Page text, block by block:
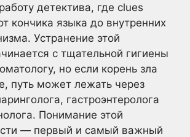
детектива, где clues
кончика языка до внутренних
Устранение этой
с тщательной гигиены
но если корень зла
путь может лежать через
гастроэнтеролога
Понимание этой
— первый и самый важный